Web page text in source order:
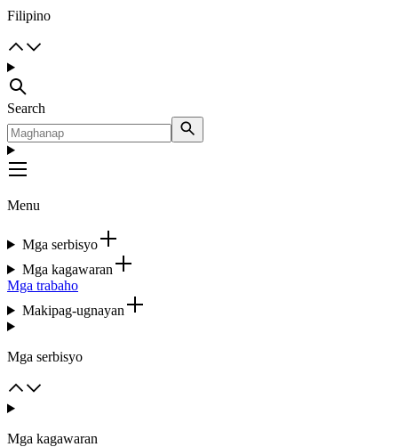
Filipino
Search
Menu
Mga serbisyo
Mga kagawaran
Mga trabaho
Makipag-ugnayan
Mga serbisyo
Mga kagawaran